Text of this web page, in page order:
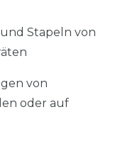
Stapeln von
von
oder auf